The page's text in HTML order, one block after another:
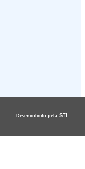
Desenvolvido pela STI